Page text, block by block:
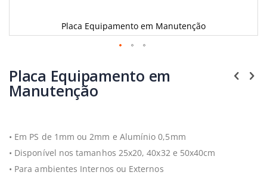
Placa Equipamento em Manutenção
para
o
início
imagens
Placa Equipamento em
Manutenção
• Em PS de 1mm ou 2mm e Alumínio 0,5mm
• Disponível nos tamanhos 25x20, 40x32 e 50x40cm
• Para ambientes Internos ou Externos